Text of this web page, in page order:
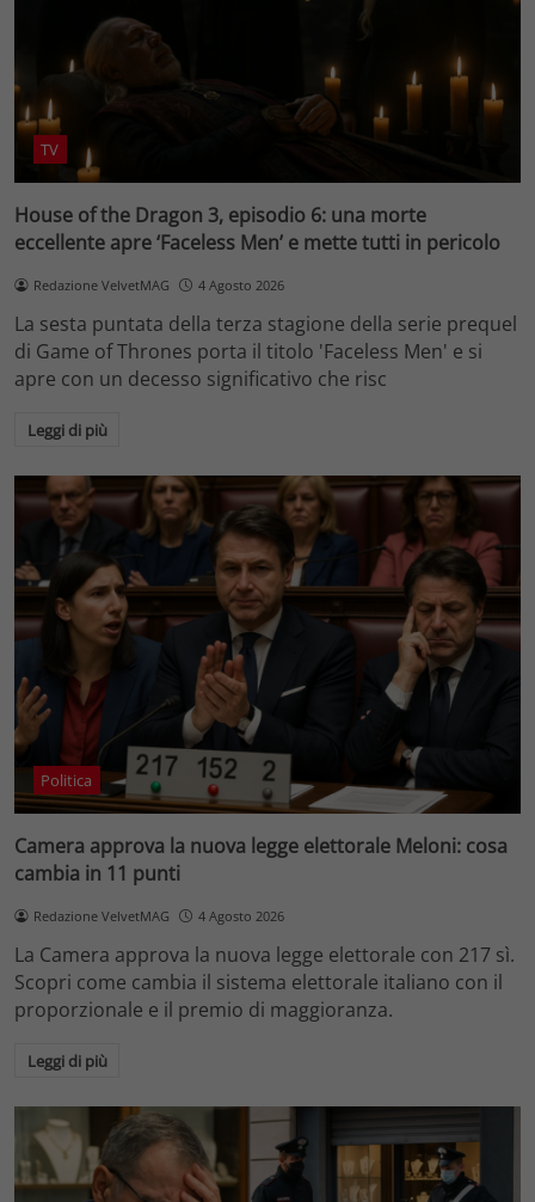
TV
House of the Dragon 3, episodio 6: una morte
eccellente apre ‘Faceless Men’ e mette tutti in pericolo
Redazione VelvetMAG 4 Agosto 2026
La sesta puntata della terza stagione della serie prequel
di Game of Thrones porta il titolo 'Faceless Men' e si
apre con un decesso significativo che risc
Leggi di più
Politica
Camera approva la nuova legge elettorale Meloni: cosa
cambia in 11 punti
Redazione VelvetMAG 4 Agosto 2026
La Camera approva la nuova legge elettorale con 217 sì.
Scopri come cambia il sistema elettorale italiano con il
proporzionale e il premio di maggioranza.
Leggi di più